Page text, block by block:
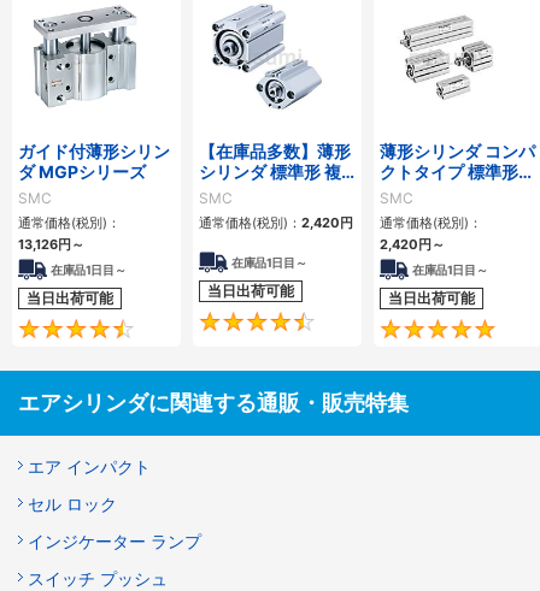
ガイド付薄形シリン
ダ MGPシリーズ
SMC
通常価格(税別)：
13,126円 ～
在庫品1日目～
当日出荷可能
4.6
【在庫品多数】薄形
シリンダ 標準形 複
動・片ロッド CQ2
シリーズ
SMC
通常価格(税別)： 2,420 円
在庫品1日目～
当日出荷可能
4.5
薄形シリンダ コンパ
クトタイプ 標準形
複動 片ロッド CQS
シリーズ
SMC
通常価格(税別)：
2,420 円 ～
在庫品1日目～
当日出荷可能
エアシリンダに関連する通販・販売特集
エア インパクト
セル ロック
インジケーター ランプ
スイッチ プッシュ